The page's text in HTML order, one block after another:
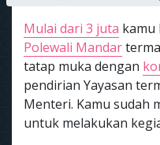
Mulai dari 3 juta kamu
Polewali Mandar
tatap muka dengan
pendirian Yayasan
Menteri. Kamu sudah
untuk melakukan